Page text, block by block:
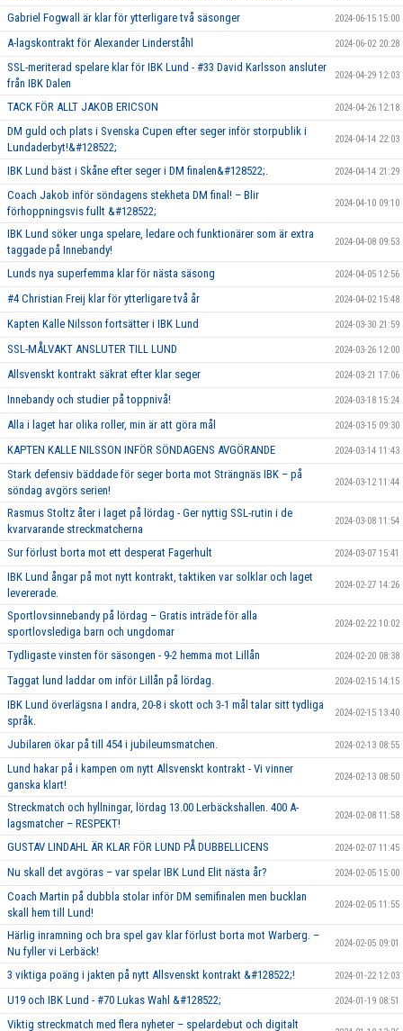
Gabriel Fogwall är klar för ytterligare två säsonger 2024-06-15 15:00
A-lagskontrakt för Alexander Linderståhl 2024-06-02 20:28
SSL-meriterad spelare klar för IBK Lund - #33 David Karlsson ansluter
från IBK Dalen
2024-04-29 12:03
TACK FÖR ALLT JAKOB ERICSON 2024-04-26 12:18
DM guld och plats i Svenska Cupen efter seger inför storpublik i
Lundaderbyt!&#128522;
2024-04-14 22:03
IBK Lund bäst i Skåne efter seger i DM finalen&#128522;. 2024-04-14 21:29
Coach Jakob inför söndagens stekheta DM final! – Blir
förhoppningsvis fullt &#128522;
2024-04-10 09:10
IBK Lund söker unga spelare, ledare och funktionärer som är extra
taggade på Innebandy!
2024-04-08 09:53
Lunds nya superfemma klar för nästa säsong 2024-04-05 12:56
#4 Christian Freij klar för ytterligare två år 2024-04-02 15:48
Kapten Kalle Nilsson fortsätter i IBK Lund 2024-03-30 21:59
SSL-MÅLVAKT ANSLUTER TILL LUND 2024-03-26 12:00
Allsvenskt kontrakt säkrat efter klar seger 2024-03-21 17:06
Innebandy och studier på toppnivå! 2024-03-18 15:24
Alla i laget har olika roller, min är att göra mål 2024-03-15 09:30
KAPTEN KALLE NILSSON INFÖR SÖNDAGENS AVGÖRANDE 2024-03-14 11:43
Stark defensiv bäddade för seger borta mot Strängnäs IBK – på
söndag avgörs serien!
2024-03-12 11:44
Rasmus Stoltz åter i laget på lördag - Ger nyttig SSL-rutin i de
kvarvarande streckmatcherna
2024-03-08 11:54
Sur förlust borta mot ett desperat Fagerhult 2024-03-07 15:41
IBK Lund ångar på mot nytt kontrakt, taktiken var solklar och laget
levererade.
2024-02-27 14:26
Sportlovsinnebandy på lördag – Gratis inträde för alla
sportlovslediga barn och ungdomar
2024-02-22 10:02
Tydligaste vinsten för säsongen - 9-2 hemma mot Lillån 2024-02-20 08:38
Taggat lund laddar om inför Lillån på lördag. 2024-02-15 14:15
IBK Lund överlägsna I andra, 20-8 i skott och 3-1 mål talar sitt tydliga
språk.
2024-02-15 13:40
Jubilaren ökar på till 454 i jubileumsmatchen. 2024-02-13 08:55
Lund hakar på i kampen om nytt Allsvenskt kontrakt - Vi vinner
ganska klart!
2024-02-13 08:50
Streckmatch och hyllningar, lördag 13.00 Lerbäckshallen. 400 A-
lagsmatcher – RESPEKT!
2024-02-08 11:58
GUSTAV LINDAHL ÄR KLAR FÖR LUND PÅ DUBBELLICENS 2024-02-07 11:45
Nu skall det avgöras – var spelar IBK Lund Elit nästa år? 2024-02-05 15:00
Coach Martin på dubbla stolar inför DM semifinalen men bucklan
skall hem till Lund!
2024-02-05 11:55
Härlig inramning och bra spel gav klar förlust borta mot Warberg. –
Nu fyller vi Lerbäck!
2024-02-05 09:01
3 viktiga poäng i jakten på nytt Allsvenskt kontrakt &#128522;! 2024-01-22 12:03
U19 och IBK Lund - #70 Lukas Wahl &#128522; 2024-01-19 08:51
Viktig streckmatch med flera nyheter – spelardebut och digitalt